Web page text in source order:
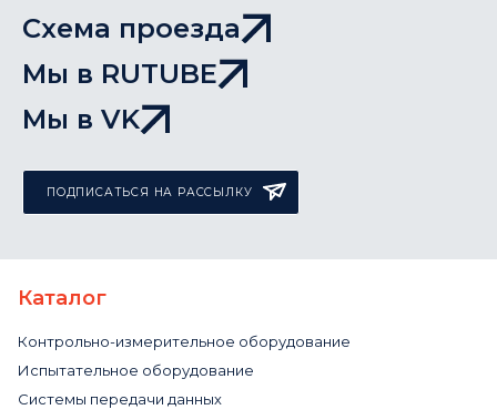
Схема проезда
Мы в RUTUBE
Мы в VK
ПОДПИСАТЬСЯ НА РАССЫЛКУ
Каталог
Контрольно-измерительное оборудование
Испытательное оборудование
Системы передачи данных